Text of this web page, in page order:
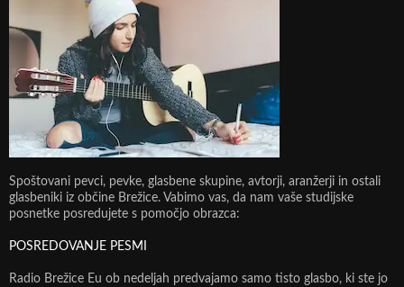
Spoštovani pevci, pevke, glasbene skupine, avtorji, aranžerji in ostali
glasbeniki iz občine Brežice. Vabimo vas, da nam vaše studijske
posnetke posredujete s pomočjo obrazca:
POSREDOVANJE PESMI
Radio Brežice Eu ob nedeljah predvajamo samo tisto glasbo, ki ste jo